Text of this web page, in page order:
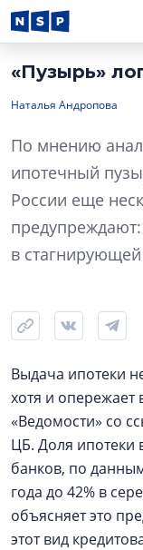
«Пузырь»
Наталья Андропова
По мнению
ипотечный
России еще
предупреждают:
в
Выдача ипотеки
хотя и опережает
«Ведомости» со
ЦБ. Доля ипотеки
банков, по
года до 42% в
объясняет это
этот вид